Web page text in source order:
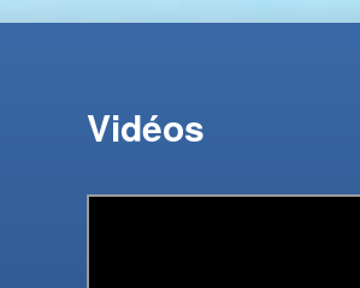
Vidéos